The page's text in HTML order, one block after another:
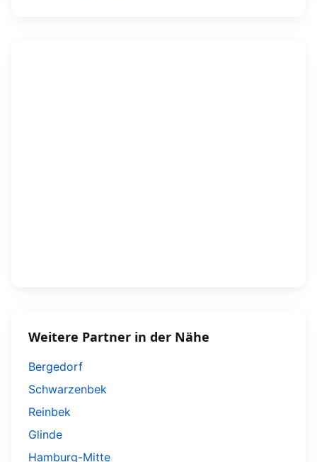
Weitere Partner in der Nähe
Bergedorf
Schwarzenbek
Reinbek
Glinde
Hamburg-Mitte